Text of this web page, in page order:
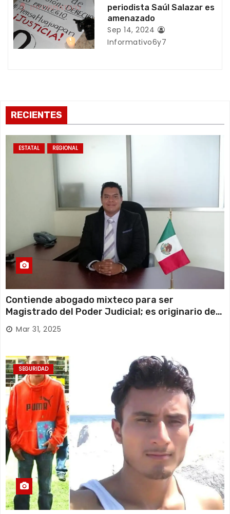
r
a
d
periodista Saúl Salazar es
amenazado
Sep 14, 2024
Informativo6y7
RECIENTES
ESTATAL REGIONAL
Contiende abogado mixteco para ser
Magistrado del Poder Judicial; es originario de
Huajuapan de León
Mar 31, 2025
SEGURIDAD